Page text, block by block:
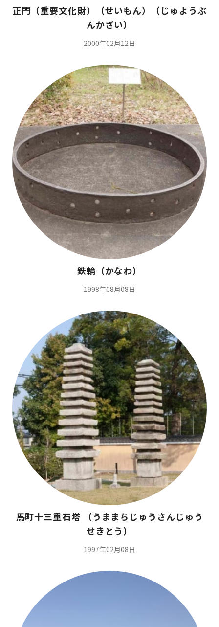
正門（重要文化財）（せいもん）（じゅようぶ
んかざい）
2000年02月12日
鉄輪（かなわ）
1998年08月08日
馬町十三重石塔 （うままちじゅうさんじゅう
せきとう）
1997年02月08日